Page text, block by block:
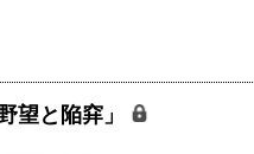
望と陥穽」